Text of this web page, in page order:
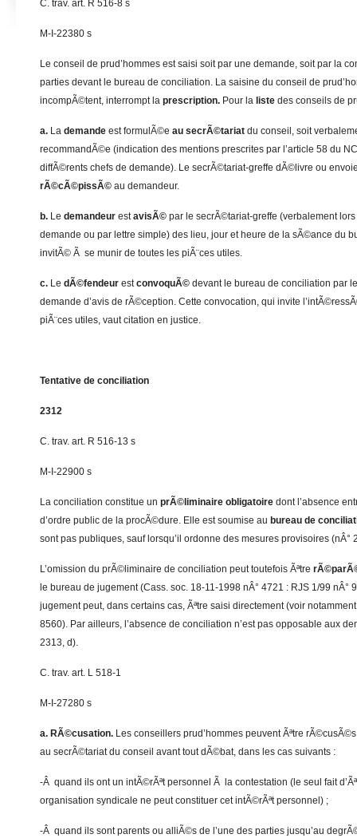
C. trav. art. R 516-8 s
M-I-22380 s
Le conseil de prud’hommes est saisi soit par une demande, soit par la
parties devant le bureau de conciliation. La saisine du conseil de
incompÃ©tent, interrompt la prescription. Pour la liste des conseils de
a. La demande est formulÃ©e au secrÃ©tariat du conseil, soit
recommandÃ©e (indication des mentions prescrites par l’article 58 du
diffÃ©rents chefs de demande). Le secrÃ©tariat-greffe dÃ©livre ou
rÃ©cÃ©pissÃ© au demandeur.
b. Le demandeur estavisÃ© par le secrÃ©tariat-greffe (verbalement
demande ou par lettre simple) des lieu, jour et heure de la sÃ©ance du
invitÃ© Ã se munir de toutes les piÃ¨ces utiles.
c. Le dÃ©fendeur estconvoquÃ© devant le bureau de conciliation par
demande d’avis de rÃ©ception. Cette convocation, qui invite
piÃ¨ces utiles, vaut citation en justice.
Tentative de conciliation
2312
C. trav. art. R 516-13 s
M-I-22900 s
La conciliation constitue un prÃ©liminaire obligatoire dont l’absence
d’ordre public de la procÃ©dure. Elle est soumise au bureau de
sont pas publiques, sauf lorsqu’il ordonne des mesures provisoires (nÂ°
L’omission du prÃ©liminaire de conciliation peut toutefois Ãªtre
le bureau de jugement (Cass. soc. 18-11-1998 nÂ° 4721 : RJS 1/99 nÂ°
jugement peut, dans certains cas, Ãªtre saisi directement (voir
8560). Par ailleurs, l’absence de conciliation n’est pas opposable aux
2313, d).
C. trav. art. L 518-1
M-I-27280 s
a. RÃ©cusation. Les conseillers prud’hommes peuvent Ãªtre
au secrÃ©tariat du conseil avant tout dÃ©bat, dans les cas suivants :
-Â quand ils ont un intÃ©rÃªt personnel Ã la contestation (le seul fait
organisation syndicale ne peut constituer cet intÃ©rÃªt personnel) ;
-Â quand ils sont parents ou alliÃ©s de l’une des parties jusqu’au